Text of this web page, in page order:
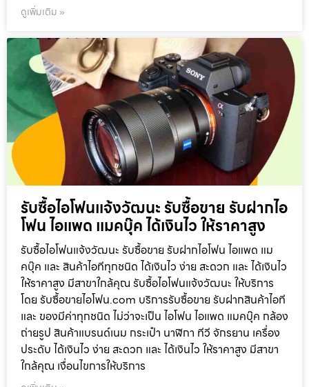
ดูเพิ่มเติม »
รับซื้อไอโฟนแจ้งวัฒนะ รับซื้อขาย รับฝากไอ
โฟน ไอแพด แมคบุ๊ค ได้เงินไว ให้ราคาสูง
รับซื้อไอโฟนแจ้งวัฒนะ รับซื้อขาย รับฝากไอโฟน ไอแพด แม
คบุ๊ค และ สินค้าไอทีทุกชนิด ได้เงินไว ง่าย สะดวก และ ได้เงินไว
ให้ราคาสูง มีสาขาใกล้คุณ รับซื้อไอโฟนแจ้งวัฒนะ ให้บริการ
โดย รับซื้อขายไอโฟน.com บริการรับซื้อขาย รับฝากสินค้าไอที
และ ของมีค่าทุกชนิด ไม่ว่าจะเป็น ไอโฟน ไอแพด แมคบุ๊ค กล้อง
ถ่ายรูป สินค้าแบรนด์เนม กระเป๋า นาฬิกา ทีวี จักรยาน เครื่อง
ประดับ ได้เงินไว ง่าย สะดวก และ ได้เงินไว ให้ราคาสูง มีสาขา
ใกล้คุณ เงื่อนไขการให้บริการ